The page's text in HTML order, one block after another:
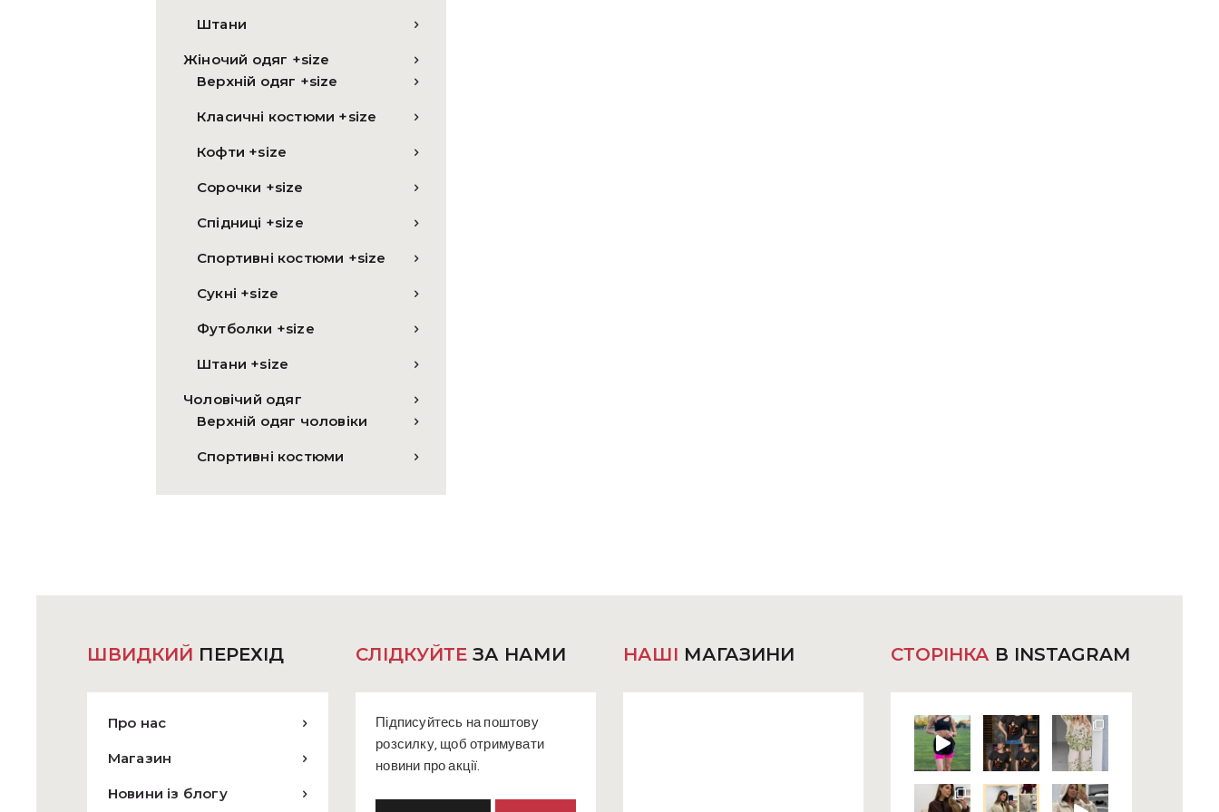
Штани
Жіночий одяг +size
Верхній одяг +size
Класичні костюми +size
Кофти +size
Сорочки +size
Спідниці +size
Спортивні костюми +size
Сукні +size
Футболки +size
Штани +size
Чоловічий одяг
Верхній одяг чоловіки
Спортивні костюми
ШВИДКИЙ ПЕРЕХІД
Про нас
Магазин
Новини із блогу
СЛІДКУЙТЕЗА НАМИ
Підписуйтесь на поштову
розсилку, щоб отримувати
новини про акції.
НАШІ МАГАЗИНИ СТОРІНКА В INSTAGRAM